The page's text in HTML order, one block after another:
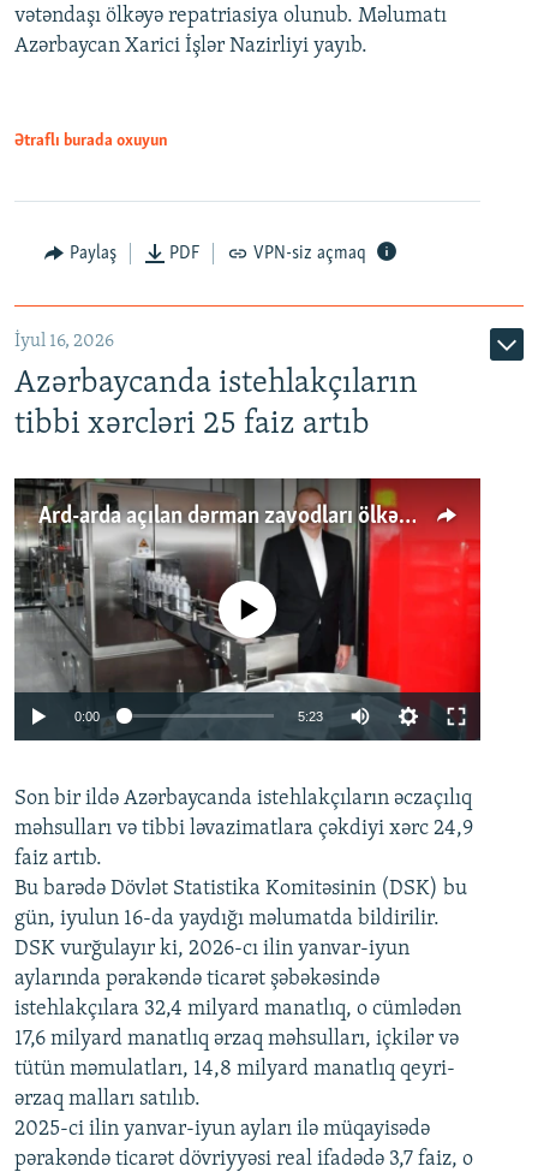
vətəndaşı ölkəyə repatriasiya olunub. Məlumatı
Azərbaycan Xarici İşlər Nazirliyi yayıb.
Ətraflı burada oxuyun
Paylaş PDF VPN-siz açmaq
İyul 16, 2026
Azərbaycanda istehlakçıların
tibbi xərcləri 25 faiz artıb
Ard-arda açılan dərman zavodları ölkənin tələbatını ödəyirmi?
Auto 240p 360p 480p
720p 1080p
No media source currently available
0:00 5:23
360p
480p
720p
1080p
Son bir ildə Azərbaycanda istehlakçıların əczaçılıq
məhsulları və tibbi ləvazimatlara çəkdiyi xərc 24,9
faiz artıb.
Bu barədə Dövlət Statistika Komitəsinin (DSK) bu
gün, iyulun 16-da yaydığı məlumatda bildirilir.
DSK vurğulayır ki, 2026-cı ilin yanvar-iyun
aylarında pərakəndə ticarət şəbəkəsində
istehlakçılara 32,4 milyard manatlıq, o cümlədən
17,6 milyard manatlıq ərzaq məhsulları, içkilər və
tütün məmulatları, 14,8 milyard manatlıq qeyri-
ərzaq malları satılıb.
2025-ci ilin yanvar-iyun ayları ilə müqayisədə
pərakəndə ticarət dövriyyəsi real ifadədə 3,7 faiz, o